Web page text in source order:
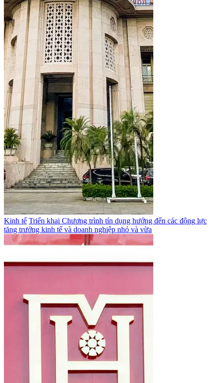
Kinh tế Triển khai Chương trình tín dụng hướng đến các động lực
tăng trưởng kinh tế và doanh nghiệp nhỏ và vừa